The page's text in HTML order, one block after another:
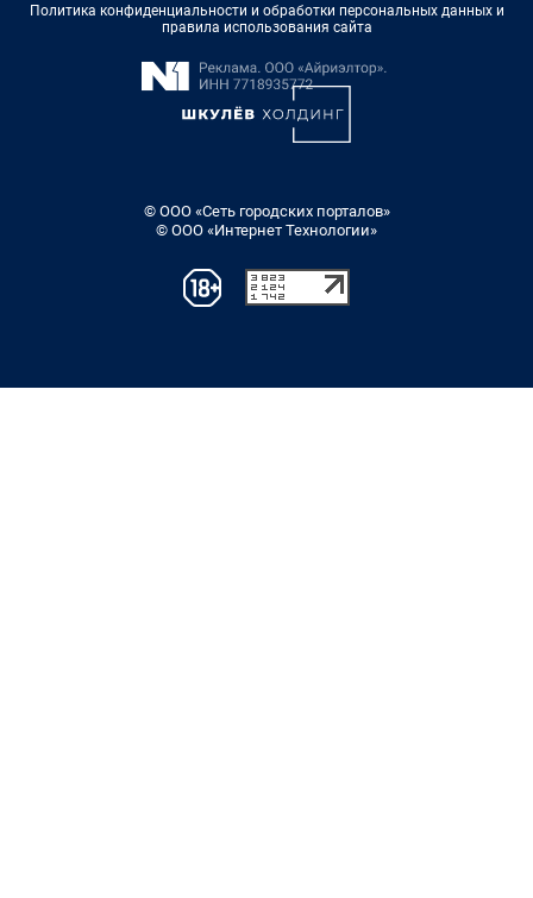
Политика конфиденциальности и обработки персональных данных и
правила использования сайта
© ООО «Сеть городских порталов»
© ООО «Интернет Технологии»